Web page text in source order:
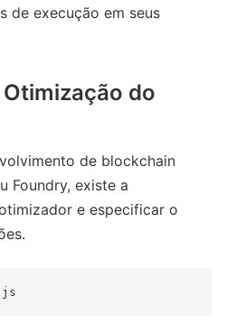
de execução em seus
do
de blockchain
Foundry, existe a
e especificar o